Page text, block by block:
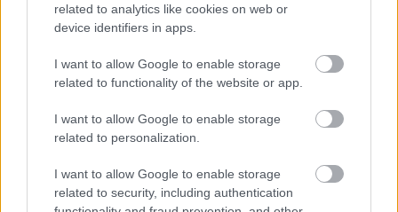
related to analytics like cookies on web or
device identifiers in apps.
I want to allow Google to enable storage
related to functionality of the website or app.
I want to allow Google to enable storage
related to personalization.
I want to allow Google to enable storage
related to security, including authentication
ELEMZÉSEK 2026. júl. 22.